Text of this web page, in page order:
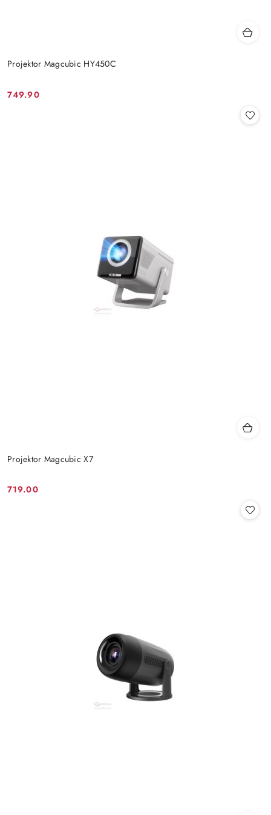
Projektor Magcubic HY450C
Cena:
749.90
Projektor Magcubic X7
Cena:
719.00